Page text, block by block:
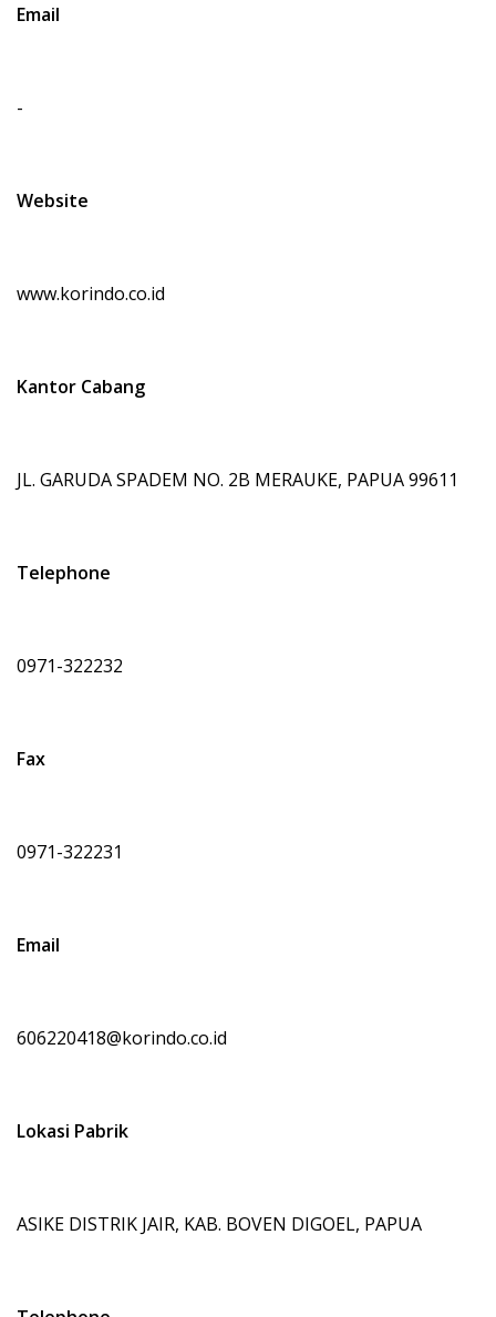
Email
-
Website
www.korindo.co.id
Kantor Cabang
JL. GARUDA SPADEM NO. 2B MERAUKE, PAPUA 99611
Telephone
0971-322232
Fax
0971-322231
Email
606220418@korindo.co.id
Lokasi Pabrik
ASIKE DISTRIK JAIR, KAB. BOVEN DIGOEL, PAPUA